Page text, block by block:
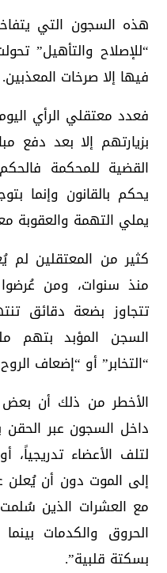
هذه السجون التي
“للإصلاح والتأهيل”
فيها إلا صرخات المعذبين.
فعدد معتقلي الرأي
بزيارتهم إلا بعد دفع
القضية للمحكمة
يحكم بالقانون وإنما
يملي التهمة والعقوبة
كثير من المعتقلين
منذ سنوات، ومن
تتجاوز بضعة دقائق
السجن المؤبد بتهم
“التخابر” أو “إضعاف
الأخطر من ذلك أن بعض
داخل السجون عبر
لتلف الأعضاء
إلى الموت دون أن
مع العشرات الذين
الحروق والكدمات
بسكتة قلبية”.